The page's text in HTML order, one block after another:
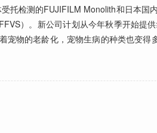
检测的FUJIFILM Monolith和日本国
）。新公司计划从今年秋季开始提
宠物的老龄化，宠物生病的种类也变